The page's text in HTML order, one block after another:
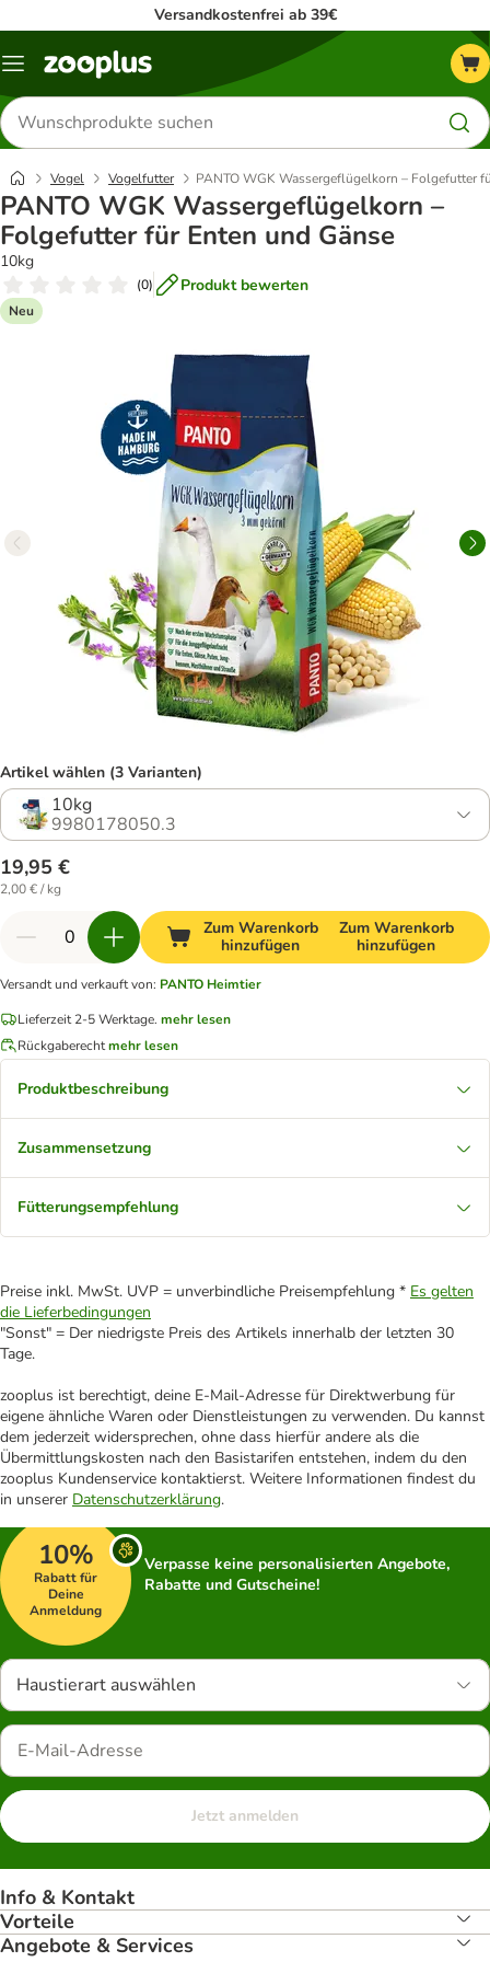
Versandkostenfrei ab 39€
Menü
Produkte
suchen
Vogel Vogelfutter PANTO WGK Wassergeflügelkorn – Folgefutter
PANTO WGK Wassergeflügelkorn –
Folgefutter für Enten und Gänse
10kg
(0) Produkt bewerten
Neu
Artikel wählen (3 Varianten)
10kg
9980178050.3
19,95 €
2,00 € / kg
Zum Warenkorb
hinzufügen
Zum Warenkorb
hinzufügen
Versandt und verkauft von: PANTO Heimtier
Lieferzeit 2-5 Werktage. mehr lesen
Rückgaberechtmehr lesen
Produktbeschreibung
Zusammensetzung
Fütterungsempfehlung
Preise inkl. MwSt. UVP = unverbindliche Preisempfehlung * Es gelten
die Lieferbedingungen
"Sonst" = Der niedrigste Preis des Artikels innerhalb der letzten 30
Tage.
zooplus ist berechtigt, deine E-Mail-Adresse für Direktwerbung für
eigene ähnliche Waren oder Dienstleistungen zu verwenden. Du kannst
dem jederzeit widersprechen, ohne dass hierfür andere als die
Übermittlungskosten nach den Basistarifen entstehen, indem du den
zooplus Kundenservice kontaktierst. Weitere Informationen findest du
in unserer Datenschutzerklärung.
10%
Rabatt für
Deine
Anmeldung
Verpasse keine personalisierten Angebote,
Rabatte und Gutscheine!
Haustierart auswählen
Jetzt anmelden
Info & Kontakt
Vorteile
Angebote & Services